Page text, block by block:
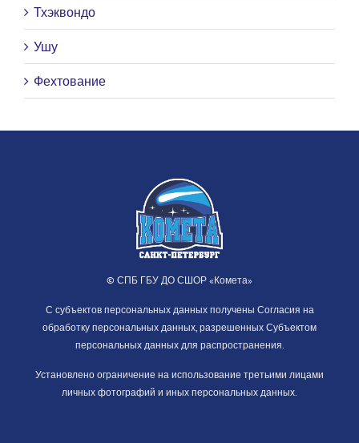
Тхэквондо
Ушу
Фехтование
© СПБ ГБУ ДО СШОР «Комета»
С субъектов персональных данных получены Согласия на
обработку персональных данных, разрешенных Субъектом
персональных данных для распространения.
Установлено ограничение на использование третьими лицами
личных фотографий и иных персональных данных.